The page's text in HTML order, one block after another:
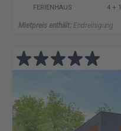
FERIENHAUS 4 +
Mietpreis enthält: Endreinigung